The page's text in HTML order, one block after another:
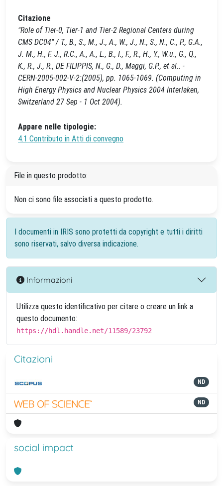
Citazione
"Role of Tier-0, Tier-1 and Tier-2 Regional Centers during
CMS DC04" / T., B., S., M., J., A., W., J., N., S., N., C., P., G.A.,
J. M., H., F. J., R.C., A., A., L., B., I., F., R., H., Y., W.u., G., Q.,
K., R., J., R., DE FILIPPIS, N., G., D., Maggi, G.P., et al.. -
CERN-2005-002-V-2:(2005), pp. 1065-1069. (Computing in
High Energy Physics and Nuclear Physics 2004 Interlaken,
Switzerland 27 Sep - 1 Oct 2004).
Appare nelle tipologie:
4.1 Contributo in Atti di convegno
File in questo prodotto:
Non ci sono file associati a questo prodotto.
I documenti in IRIS sono protetti da copyright e tutti i diritti
sono riservati, salvo diversa indicazione.
Informazioni
Utilizza questo identificativo per citare o creare un link a
questo documento:
https://hdl.handle.net/11589/23792
Citazioni
ND
ND
social impact